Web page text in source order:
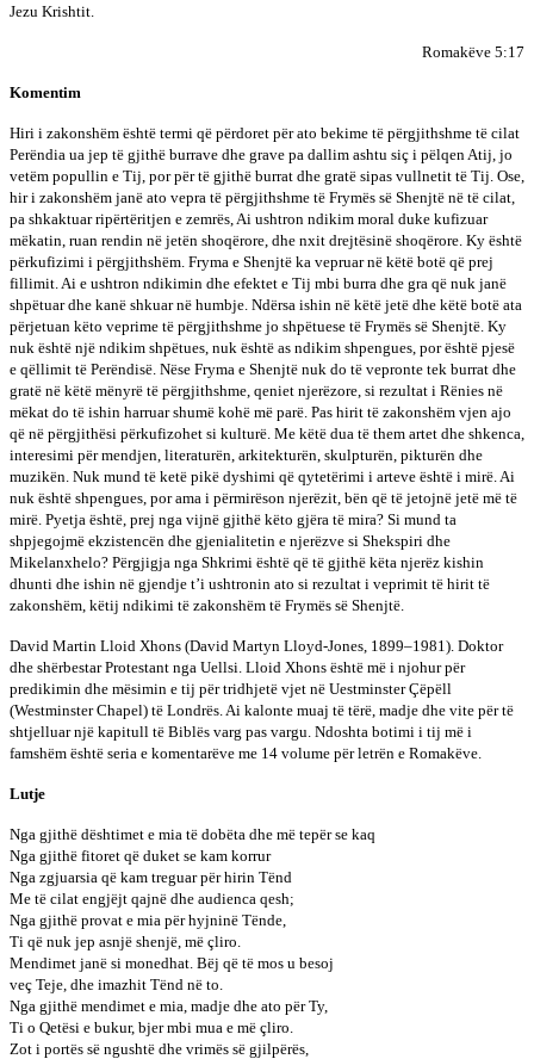
Jezu Krishtit.
Romakëve 5:17
Komentim
Hiri i zakonshëm është termi që përdoret për ato bekime të përgjithshme të cilat
Perëndia ua jep të gjithë burrave dhe grave pa dallim ashtu siç i pëlqen Atij, jo
vetëm popullin e Tij, por për të gjithë burrat dhe gratë sipas vullnetit të Tij. Ose,
hir i zakonshëm janë ato vepra të përgjithshme të Frymës së Shenjtë në të cilat,
pa shkaktuar ripërtëritjen e zemrës, Ai ushtron ndikim moral duke kufizuar
mëkatin, ruan rendin në jetën shoqërore, dhe nxit drejtësinë shoqërore. Ky është
përkufizimi i përgjithshëm. Fryma e Shenjtë ka vepruar në këtë botë që prej
fillimit. Ai e ushtron ndikimin dhe efektet e Tij mbi burra dhe gra që nuk janë
shpëtuar dhe kanë shkuar në humbje. Ndërsa ishin në këtë jetë dhe këtë botë ata
përjetuan këto veprime të përgjithshme jo shpëtuese të Frymës së Shenjtë. Ky
nuk është një ndikim shpëtues, nuk është as ndikim shpengues, por është pjesë
e qëllimit të Perëndisë. Nëse Fryma e Shenjtë nuk do të vepronte tek burrat dhe
gratë në këtë mënyrë të përgjithshme, qeniet njerëzore, si rezultat i Rënies në
mëkat do të ishin harruar shumë kohë më parë. Pas hirit të zakonshëm vjen ajo
që në përgjithësi përkufizohet si kulturë. Me këtë dua të them artet dhe shkenca,
interesimi për mendjen, literaturën, arkitekturën, skulpturën, pikturën dhe
muzikën. Nuk mund të ketë pikë dyshimi që qytetërimi i arteve është i mirë. Ai
nuk është shpengues, por ama i përmirëson njerëzit, bën që të jetojnë jetë më të
mirë. Pyetja është, prej nga vijnë gjithë këto gjëra të mira? Si mund ta
shpjegojmë ekzistencën dhe gjenialitetin e njerëzve si Shekspiri dhe
Mikelanxhelo? Përgjigja nga Shkrimi është që të gjithë këta njerëz kishin
dhunti dhe ishin në gjendje t’i ushtronin ato si rezultat i veprimit të hirit të
zakonshëm, këtij ndikimi të zakonshëm të Frymës së Shenjtë.
David Martin Lloid Xhons (David Martyn Lloyd-Jones, 1899–1981). Doktor
dhe shërbestar Protestant nga Uellsi. Lloid Xhons është më i njohur për
predikimin dhe mësimin e tij për tridhjetë vjet në Uestminster Çëpëll
(Westminster Chapel) të Londrës. Ai kalonte muaj të tërë, madje dhe vite për të
shtjelluar një kapitull të Biblës varg pas vargu. Ndoshta botimi i tij më i
famshëm është seria e komentarëve me 14 volume për letrën e Romakëve.
Lutje
Nga gjithë dështimet e mia të dobëta dhe më tepër se kaq
Nga gjithë fitoret që duket se kam korrur
Nga zgjuarsia që kam treguar për hirin Tënd
Me të cilat engjëjt qajnë dhe audienca qesh;
Nga gjithë provat e mia për hyjninë Tënde,
Ti që nuk jep asnjë shenjë, më çliro.
Mendimet janë si monedhat. Bëj që të mos u besoj
veç Teje, dhe imazhit Tënd në to.
Nga gjithë mendimet e mia, madje dhe ato për Ty,
Ti o Qetësi e bukur, bjer mbi mua e më çliro.
Zot i portës së ngushtë dhe vrimës së gjilpërës,